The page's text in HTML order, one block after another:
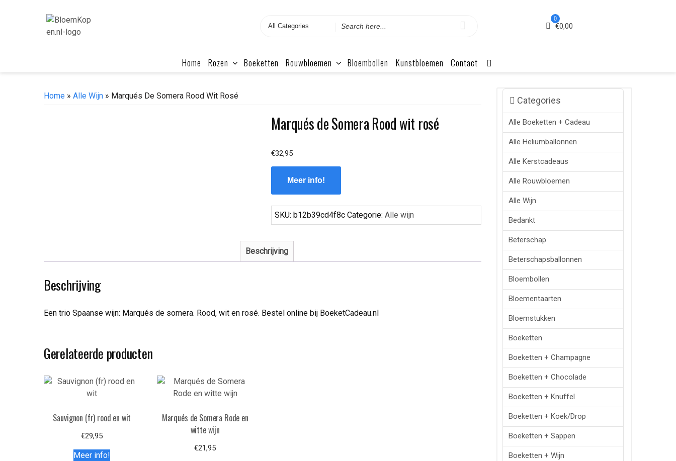
Search
0
€0,00
Home Rozen Boeketten Rouwbloemen Bloembollen Kunstbloemen Contact
Home » Alle Wijn » Marqués De Somera Rood Wit Rosé
Marqués de Somera Rood wit rosé
€32,95
Meer info!
SKU: b12b39cd4f8c Categorie:Alle wijn
Beschrijving
Beschrijving
Een trio Spaanse wijn: Marqués de somera. Rood, wit en rosé. Bestel online bij BoeketCadeau.nl
Gerelateerde producten
Sauvignon (fr) rood en wit
€29,95
Meer info!
Marqués de Somera Rode en
witte wijn
€21,95
Categories
Alle Boeketten + Cadeau
Alle Heliumballonnen
Alle Kerstcadeaus
Alle Rouwbloemen
Alle Wijn
Bedankt
Beterschap
Beterschapsballonnen
Bloembollen
Bloementaarten
Bloemstukken
Boeketten
Boeketten + Champagne
Boeketten + Chocolade
Boeketten + Knuffel
Boeketten + Koek/drop
Boeketten + Sappen
Boeketten + Wijn